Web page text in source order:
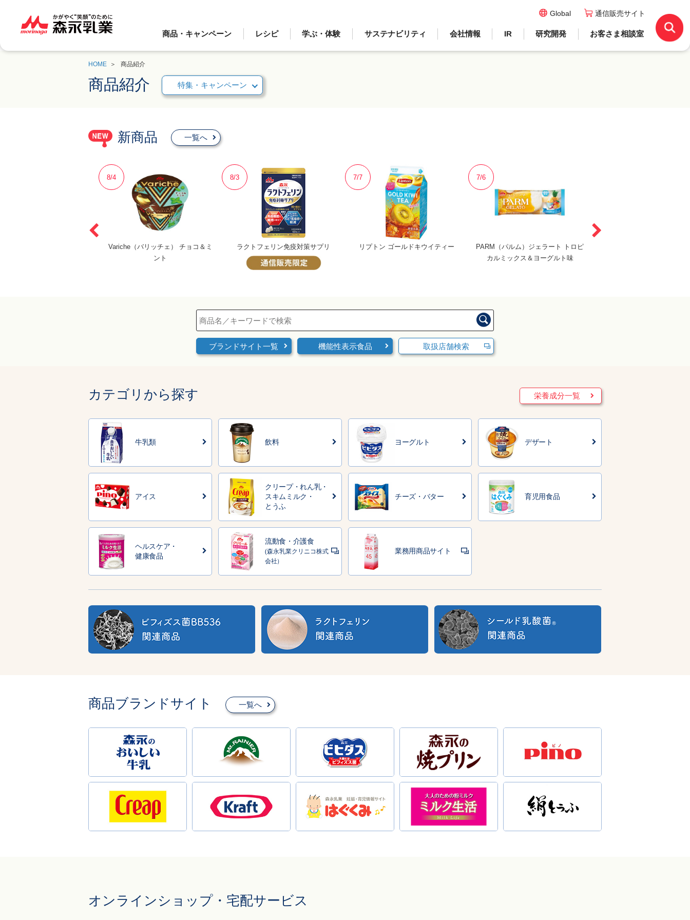
商品・キャンペーン レシピ 学ぶ・体験 サステナビリティ 会社情報 IR 研究開発 お客さま相談室
Global 通信販売サイト
HOME 商品紹介
商品紹介 特集・キャンペーン
新商品 一覧へ
Variche（バリッチェ） チョコ＆ミ
ント
8/4
ラクトフェリン免疫対策サプリ
8/3
リプトン ゴールドキウイティー
7/7
PARM（パルム）ジェラート トロピ
カルミックス＆ヨーグルト味
7/6
検索
ブランドサイト一覧 機能性表示食品 取扱店舗検索
カテゴリから探す 栄養成分一覧
牛乳類 飲料 ヨーグルト デザート
アイス
クリープ・れん乳・
スキムミルク・
とうふ
チーズ・バター 育児用食品
ヘルスケア・
健康食品
流動食・介護食
(森永乳業クリニコ株式
会社）
業務用商品サイト
商品ブランドサイト 一覧へ
オンラインショップ・宅配サービス